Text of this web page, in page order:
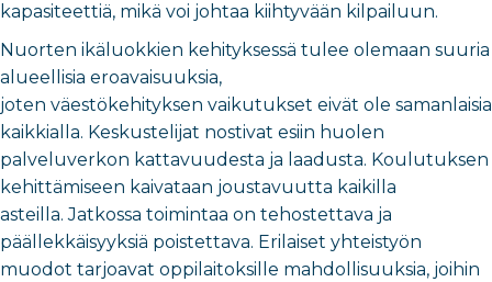
kapasiteettiä, mikä voi johtaa kiihtyvään kilpailuun.
Nuorten ikäluokkien kehityksessä tulee olemaan suuria
alueellisia eroavaisuuksia,
joten väestökehityksen vaikutukset eivät ole samanlaisia
kaikkialla. Keskustelijat nostivat esiin huolen
palveluverkon kattavuudesta ja laadusta. Koulutuksen
kehittämiseen kaivataan joustavuutta kaikilla
asteilla. Jatkossa toimintaa on tehostettava ja
päällekkäisyyksiä poistettava. Erilaiset yhteistyön
muodot tarjoavat oppilaitoksille mahdollisuuksia, joihin